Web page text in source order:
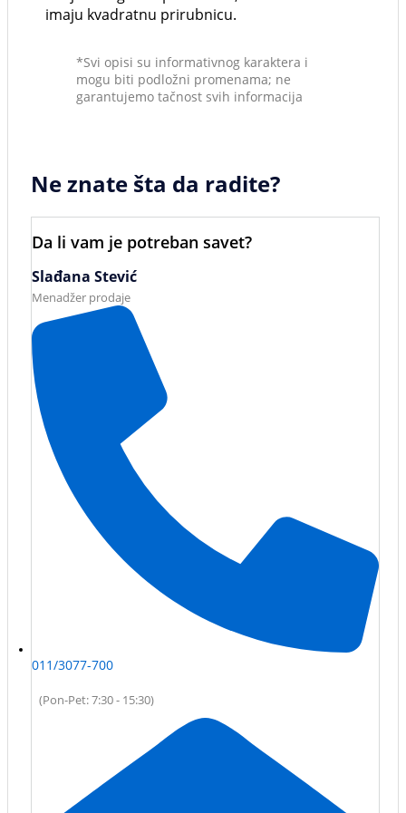
imaju kvadratnu prirubnicu.
*Svi opisi su informativnog karaktera i
mogu biti podložni promenama; ne
garantujemo tačnost svih informacija
Ne znate šta da radite?
Da li vam je potreban savet?
Slađana Stević
Menadžer prodaje
011/3077-700
(Pon-Pet: 7:30 - 15:30)